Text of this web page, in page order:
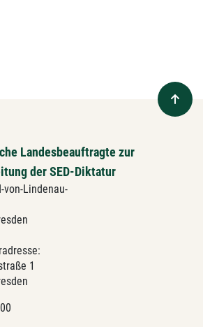
Landesbeauftragte zur
der SED-Diktatur
von-Lindenau-
1